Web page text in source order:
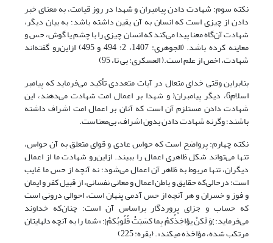
نکته سوم: شهادت دادن پیامبران و شهدا در روز قیامت، به معنای خبر
دادن از چیزی است که انسان به آن یقین داشته باشد؛ به بیان دیگر،
شهادت آن‌گاه معنا پیدا می‌کند که انسان چیزی را با چشم یا گوش، حس و
معاینه کرده باشد. (الجوهری: 1407، 2: 494 و‌ 495) ازاین‌رو گفته‌اند
شهادت، اخص از علم است.( العسکری: بی تا، 95)
بنابراین وقتی خدای متعال در آیات متعددی تأکید می‌فرماید که پیامبر
اسلام6، دیگر پیامبران( و شهدا بر اعمال امت شهادت می‌دهند، این
شهادت دادن مستلزم آن است که آنان بر اعمال امت اشراف داشته
باشند؛ وگرنه شهادت دادن بدون اشراف، بی‌معناست.
نکته چهارم: پرواضح است که حواس عادی و قوای متعلق به آن حواس،
تنها می‌تواند شکل ظاهری اعمال را ببیند. ازاین‌رو شهادت ما از اعمال
دیگران، تنها مربوط به ظاهر آن اعمال می‌شود؛ نه آنچه از حس ما غایب
است؛ درحالی‌که حقایق و باطن اعمال و معانی نفسانی، از قبیل کفر و ایمان
و فوز و خسران و هر آنچه از حس آدمی پنهان است، احوالی درونی است
که حساب و جزای پروردگار براساس آن است؛ چنان‌که خداوند
می‌فرماید: }وَ لَکنْ یؤاخِذُکمْ بِما کسَبَتْ قُلُوبُکمْ{؛ «شما را به آنچه دلهایتان
مرتکب شده، مؤاخذه می‏کند». (بقره: 225)